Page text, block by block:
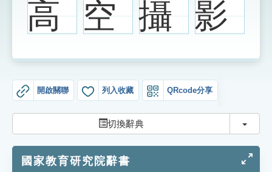
生字詞彙表
知識索引
高 空 攝 影
開啟關聯 列入收藏 QRcode分享
切換辭典 切換
國家教育研究院辭書